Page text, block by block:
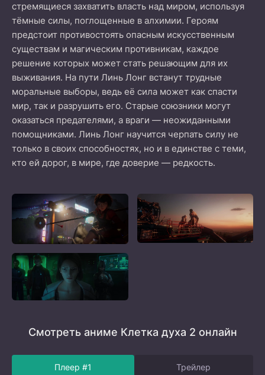
стремящиеся захватить власть над миром, используя
тёмные силы, поглощенные в алхимии. Героям
предстоит противостоять опасным искусственным
существам и магическим противникам, каждое
решение которых может стать решающим для их
выживания. На пути Линь Лонг встанут трудные
моральные выборы, ведь её сила может как спасти
мир, так и разрушить его. Старые союзники могут
оказаться предателями, а враги — неожиданными
помощниками. Линь Лонг научится черпать силу не
только в своих способностях, но и в единстве с теми,
кто ей дорог, в мире, где доверие — редкость.
Смотреть аниме Клетка духа 2 онлайн
Плеер #1 Трейлер